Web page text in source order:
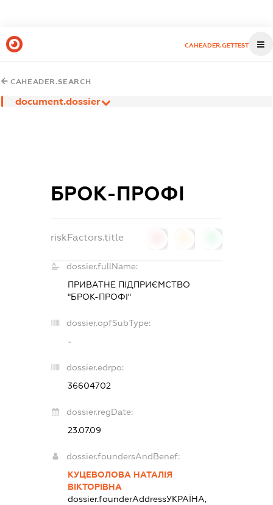
CAHEADER.GETTEST
CAHEADER.SEARCH
document.dossier
БРОК-ПРОФІ
riskFactors.title
dossier.fullName:
ПРИВАТНЕ ПІДПРИЄМСТВО
"БРОК-ПРОФІ"
dossier.opfSubType:
-
dossier.edrpo:
36604702
dossier.regDate:
23.07.09
dossier.foundersAndBenef:
КУЦЕВОЛОВА НАТАЛІЯ
ВІКТОРІВНА
dossier.founderAddressУКРАЇНА,